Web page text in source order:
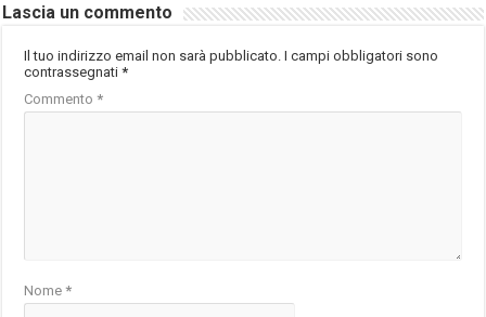
Lascia un commento
Il tuo indirizzo email non sarà pubblicato. I campi obbligatori sono
contrassegnati*
Commento*
Nome*